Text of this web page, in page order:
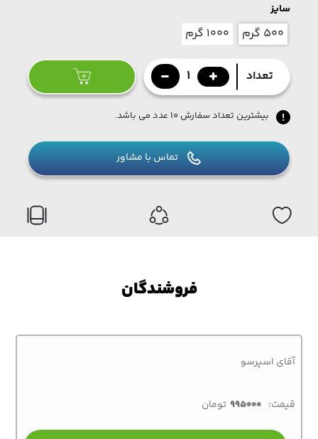
سایز
۵۰۰ گرم ۱۰۰۰ گرم
تعداد 1
بیشترین تعداد سفارش ۱۰ عدد می باشد.
تماس با مشاور
فروشندگان
آقای اسپرسو
قیمت: 995000 تومان